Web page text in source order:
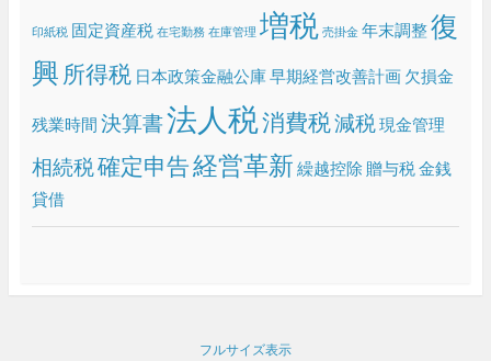
印紙税 固定資産税 在宅勤務 在庫管理 増税 売掛金 年末調整復
興 所得税 日本政策金融公庫早期経営改善計画 欠損金
残業時間決算書法人税消費税減税現金管理
相続税確定申告経営革新繰越控除贈与税金銭
貸借
フルサイズ表示